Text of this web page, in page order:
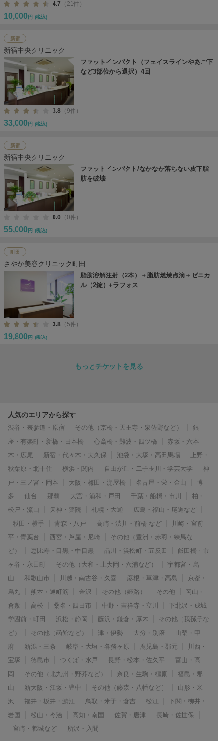
4.7 （21件）
10,000 円 (税込)
新宿
新宿中央クリニック
ファットインパクト（フェイスラインやあご下
など3部位から選択）4回
3.8 （9件）
33,000 円 (税込)
新宿
新宿中央クリニック
ファットインパクト/なかなか落ちない皮下脂
肪を破壊
0.0 （0件）
55,000 円 (税込)
町田
さやか美容クリニック町田
脂肪溶解注射（2本）＋脂肪燃焼点滴＋ゼニカ
ル（2錠）+ラフォス
3.8 （5件）
19,800 円 (税込)
もっとチケットを見る
人気のエリアから探す
渋谷・表参道・原宿 その他（京橋・天王寺・泉佐野など）
銀
座・有楽町・新橋・日本橋
心斎橋・難波・四ツ橋
赤坂・六本
木・広尾
新宿・代々木・大久保 池袋・大塚・高田馬場
上野・
秋葉原・北千住
横浜・関内 自由が丘・二子玉川・学芸大学
神
戸・三ノ宮・岡本
大阪・梅田・淀屋橋 名古屋・栄・金山
博
多
仙台 那覇 大宮・浦和・戸田 千葉・船橋・市川
柏・
松戸・流山
天神・薬院 札幌・大通
広島・福山・尾道など
秋田・横手
青森・八戸 高崎・渋川・前橋 など
川崎・宮前
平・青葉台
西宮・芦屋・尼崎
その他（豊洲・赤羽・練馬な
ど）
恵比寿・目黒・中目黒 品川・浜松町・五反田
飯田橋・市
ヶ谷・永田町
その他（大和・上大岡・六浦など）
宇都宮・烏
山
和歌山市 川越・南古谷・久喜 彦根・草津・高島
京都・
烏丸
熊本・通町筋 金沢 その他（姫路） その他
岡山・
倉敷
高松 桑名・四日市 中野・吉祥寺・立川
下北沢・成城
学園前・町田
浜松・静岡 藤沢・鎌倉・厚木
その他（我孫子な
ど）
その他（函館など） 津・伊勢 大分・別府
山梨・甲
府
新潟・三条 岐阜・大垣・各務ヶ原 鹿児島・郡元
川西・
宝塚
徳島市 つくば・水戸 長野・松本・佐久平
富山・高
岡
その他（北九州・野芥など） 奈良・生駒・橿原
福島・郡
山
新大阪・江坂・豊中 その他（藤森・八幡など）
山形・米
沢
福井・坂井・鯖江 鳥取・米子・倉吉 松江
下関・柳井・
岩国
松山・今治 高知・南国 佐賀・唐津
長崎・佐世保
宮崎・都城など
所沢・入間